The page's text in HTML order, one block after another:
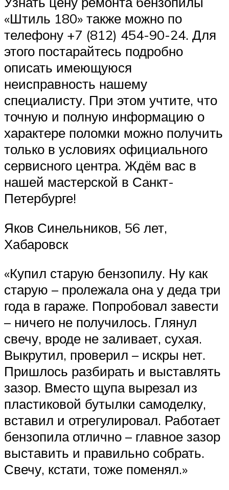
«Штиль 180» также можно по
телефону +7 (812) 454-90-24. Для
этого постарайтесь подробно
описать имеющуюся
неисправность нашему
специалисту. При этом учтите, что
точную и полную информацию о
характере поломки можно получить
только в условиях официального
сервисного центра. Ждём вас в
нашей мастерской в Санкт-
Петербурге!
Яков Синельников, 56 лет,
Хабаровск
«Купил старую бензопилу. Ну как
старую – пролежала она у деда три
года в гараже. Попробовал завести
– ничего не получилось. Глянул
свечу, вроде не заливает, сухая.
Выкрутил, проверил – искры нет.
Пришлось разбирать и выставлять
зазор. Вместо щупа вырезал из
пластиковой бутылки самоделку,
вставил и отрегулировал. Работает
бензопила отлично – главное зазор
выставить и правильно собрать.
Свечу, кстати, тоже поменял.»